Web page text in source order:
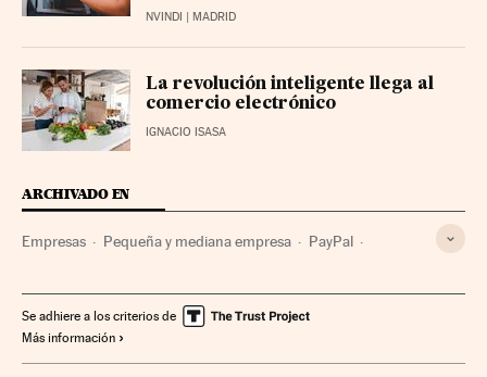
NVINDI | MADRID
La revolución inteligente llega al
comercio electrónico
IGNACIO ISASA
ARCHIVADO EN
Empresas Pequeña y mediana empresa PayPal
Se adhiere a los criterios de
Más información